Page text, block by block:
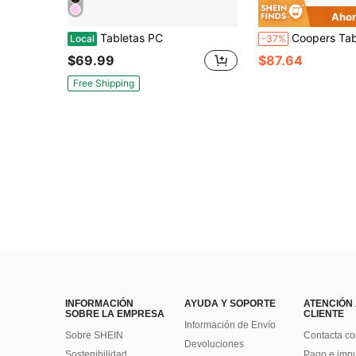
Local Tabletas PC
$69.99
Free Shipping
-37% Coopers Tableta PC Android 15 de 10 pulgadas, 2 en 1, 6GB RAM, 128GB de almacenamiento, procesador cuádruple RK3562 de 2.0GHz, WiFi
$87.64
INFORMACIÓN
SOBRE LA EMPRESA
Sobre SHEIN
AYUDA Y SOPORTE
Información de Envío
Devoluciones
ATENCIÓN
CLIENTE
Contacta